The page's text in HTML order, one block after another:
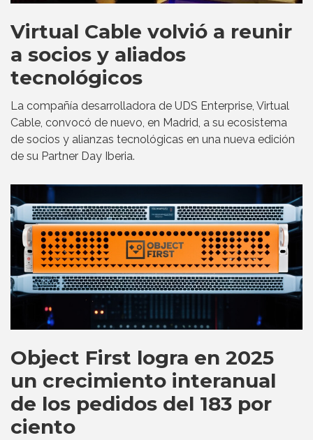
Virtual Cable volvió a reunir
a socios y aliados
tecnológicos
La compañía desarrolladora de UDS Enterprise, Virtual
Cable, convocó de nuevo, en Madrid, a su ecosistema
de socios y alianzas tecnológicas en una nueva edición
de su Partner Day Iberia.
Object First logra en 2025
un crecimiento interanual
de los pedidos del 183 por
ciento